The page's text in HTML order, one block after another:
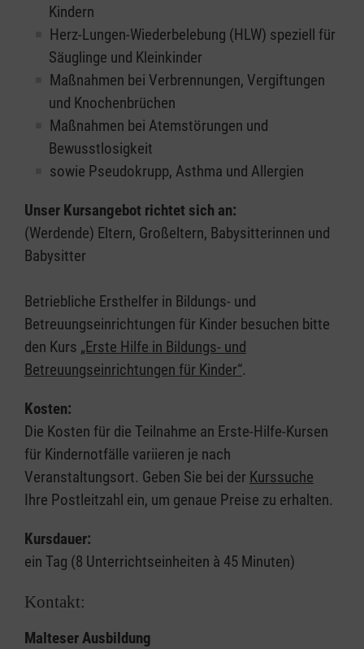
Kindern
Herz-Lungen-Wiederbelebung (HLW) speziell für
Säuglinge und Kleinkinder
Maßnahmen bei Verbrennungen, Vergiftungen
und Knochenbrüchen
Maßnahmen bei Atemstörungen und
Bewusstlosigkeit
sowie Pseudokrupp, Asthma und Allergien
Unser Kursangebot richtet sich an:
(Werdende) Eltern, Großeltern, Babysitterinnen und
Babysitter
Betriebliche Ersthelfer in Bildungs- und
Betreuungseinrichtungen für Kinder besuchen bitte
den Kurs „Erste Hilfe in Bildungs- und
Betreuungseinrichtungen für Kinder“.
Kosten:
Die Kosten für die Teilnahme an Erste-Hilfe-Kursen
für Kindernotfälle variieren je nach
Veranstaltungsort. Geben Sie bei der Kurssuche
Ihre Postleitzahl ein, um genaue Preise zu erhalten.
Kursdauer:
ein Tag (8 Unterrichtseinheiten à 45 Minuten)
Kontakt:
Malteser Ausbildung